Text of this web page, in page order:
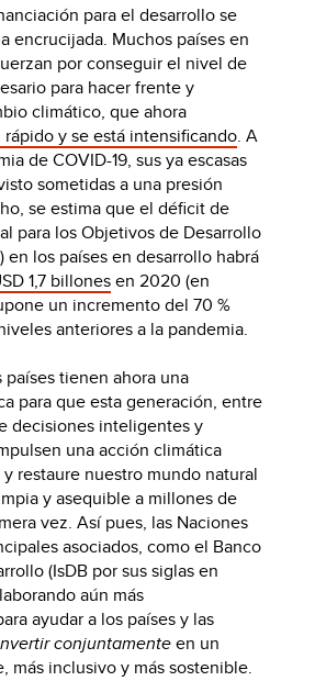
para el desarrollo se
encrucijada. Muchos países en
por conseguir el nivel de
para hacer frente y
climático, que ahora
y se está intensificando. A
de COVID-19, sus ya escasas
sometidas a una presión
se estima que el déficit de
para los Objetivos de Desarrollo
en los países en desarrollo habrá
1,7 billonesen 2020 (en
un incremento del 70 %
anteriores a la pandemia.
países tienen ahora una
para que esta generación, entre
decisiones inteligentes y
una acción climática
restaure nuestro mundo natural
y asequible a millones de
vez. Así pues, las Naciones
asociados, como el Banco
(IsDB por sus siglas en
aún más
ayudar a los países y las
conjuntamenteen un
más inclusivo y más sostenible.